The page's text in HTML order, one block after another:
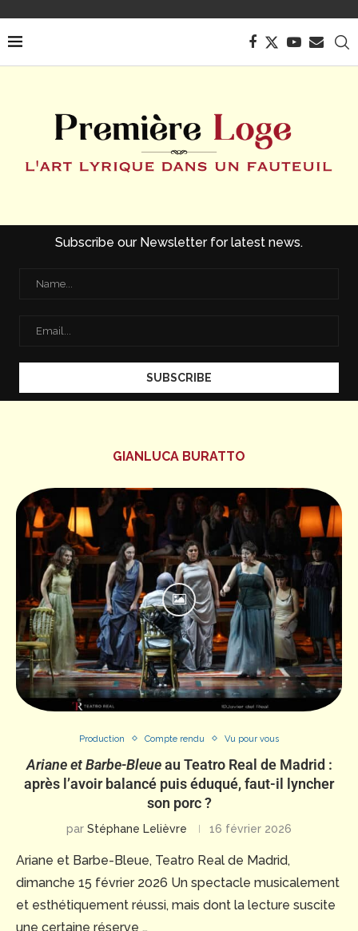
Subscribe our Newsletter for latest news.
GIANLUCA BURATTO
Production Compte rendu Vu pour vous
Ariane et Barbe-Bleueau Teatro Real de Madrid :
après l’avoir balancé puis éduqué, faut-il lyncher
son porc ?
par Stéphane Lelièvre 16 février 2026
Ariane et Barbe-Bleue, Teatro Real de Madrid,
dimanche 15 février 2026 Un spectacle musicalement
et esthétiquement réussi, mais dont la lecture suscite
une certaine réserve …